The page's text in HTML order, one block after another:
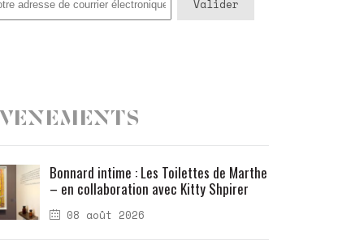
08 août 2026
Bonnard intime : Les Toilettes de Marthe
– en collaboration avec Kitty Shpirer